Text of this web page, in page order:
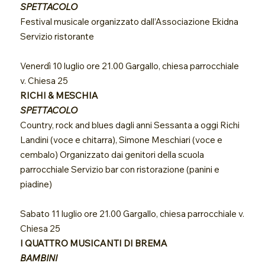
SPETTACOLO
Festival musicale organizzato dall’Associazione Ekidna
Servizio ristorante
Venerdì 10 luglio ore 21.00 Gargallo, chiesa parrocchiale
v. Chiesa 25
RICHI & MESCHIA
SPETTACOLO
Country, rock and blues dagli anni Sessanta a oggi Richi
Landini (voce e chitarra), Simone Meschiari (voce e
cembalo) Organizzato dai genitori della scuola
parrocchiale Servizio bar con ristorazione (panini e
piadine)
Sabato 11 luglio ore 21.00 Gargallo, chiesa parrocchiale v.
Chiesa 25
I QUATTRO MUSICANTI DI BREMA
BAMBINI